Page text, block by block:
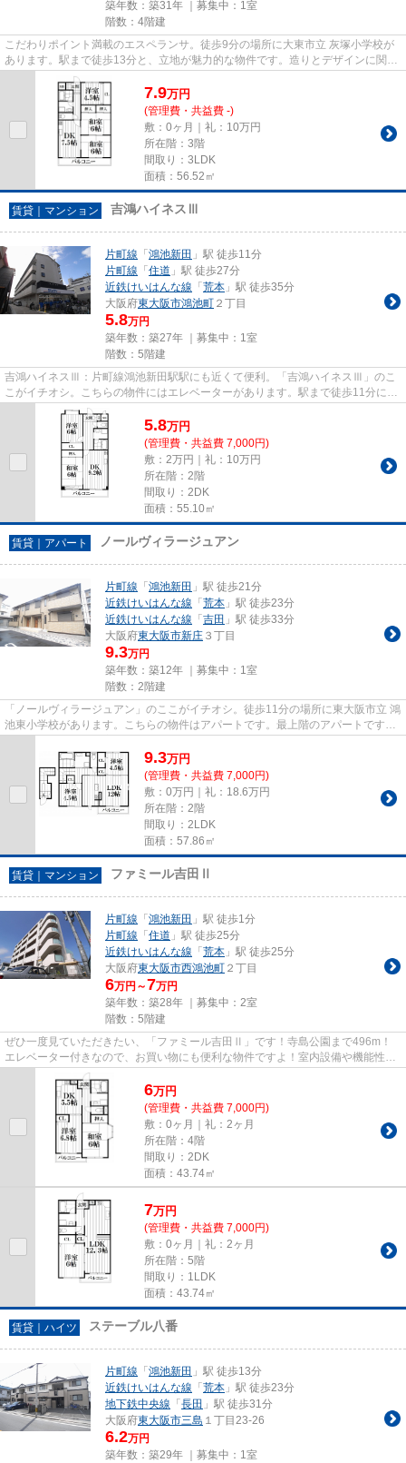
築年数：築31年 ｜募集中： 1室
階数：4階建
こだわりポイント満載のエスペランサ。徒歩9分の場所に大東市立 灰塚小学校が
あります。駅まで徒歩13分と、立地が魅力的な物件です。造りとデザインに関し
て、自信をもって情報を提供...
7.9万円
(管理費・共益費 -)
敷：0ヶ月｜礼：10万円
所在階：3階
間取り：3LDK
面積：56.52㎡
賃貸｜マンション 吉鴻ハイネスⅢ
片町線 「 鴻池新田 」駅 徒歩11分
片町線 「 住道 」駅 徒歩27分
近鉄けいはんな線 「 荒本 」駅 徒歩35分
大阪府東大阪市鴻池町 ２丁目
5.8万円
築年数：築27年 ｜募集中： 1室
階数：5階建
吉鴻ハイネスⅢ：片町線鴻池新田駅駅にも近くて便利。「吉鴻ハイネスⅢ」のこ
こがイチオシ。こちらの物件にはエレベーターがあります。駅まで徒歩11分に立
地する物件です。できるだけ早...
5.8万円
(管理費・共益費 7,000円)
敷：2万円｜礼：10万円
所在階：2階
間取り：2DK
面積：55.10㎡
賃貸｜アパート ノールヴィラージュアン
片町線 「 鴻池新田 」駅 徒歩21分
近鉄けいはんな線 「 荒本 」駅 徒歩23分
近鉄けいはんな線 「 吉田 」駅 徒歩33分
大阪府東大阪市新庄 ３丁目
9.3万円
築年数：築12年 ｜募集中： 1室
階数：2階建
「ノールヴィラージュアン」のここがイチオシ。徒歩11分の場所に東大阪市立 鴻
池東小学校があります。こちらの物件はアパートです。最上階のアパートです。
9.3万円
(管理費・共益費 7,000円)
敷：0万円｜礼：18.6万円
所在階：2階
間取り：2LDK
面積：57.86㎡
賃貸｜マンション ファミール吉田Ⅱ
片町線 「 鴻池新田 」駅 徒歩1分
片町線 「 住道 」駅 徒歩25分
近鉄けいはんな線 「 荒本 」駅 徒歩25分
大阪府東大阪市西鴻池町 ２丁目
6万円～7万円
築年数：築28年 ｜募集中： 2室
階数：5階建
ぜひ一度見ていただきたい、「ファミール吉田Ⅱ」です！寺島公園まで496m！
エレベーター付きなので、お買い物にも便利な物件ですよ！室内設備や機能性に
こだわったマンション物件です！...
6万円
(管理費・共益費 7,000円)
敷：0ヶ月｜礼：2ヶ月
所在階：4階
間取り：2DK
面積：43.74㎡
7万円
(管理費・共益費 7,000円)
敷：0ヶ月｜礼：2ヶ月
所在階：5階
間取り：1LDK
面積：43.74㎡
賃貸｜ハイツ ステーブル八番
片町線 「 鴻池新田 」駅 徒歩13分
近鉄けいはんな線 「 荒本 」駅 徒歩23分
地下鉄中央線 「 長田 」駅 徒歩31分
大阪府東大阪市三島 １丁目23-26
6.2万円
築年数：築29年 ｜募集中： 1室